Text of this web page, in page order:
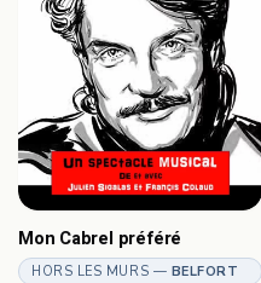
Mon Cabrel préféré
HORS LES MURS — BELFORT